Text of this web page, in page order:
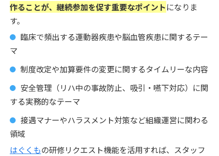
作ることが、継続参加を促す重要なポイントになりま
す。
臨床で頻出する運動器疾患や脳血管疾患に関するテー
マ
制度改定や加算要件の変更に関するタイムリーな内容
安全管理（リハ中の事故防止、吸引・嚥下対応）に関
する実務的なテーマ
接遇マナーやハラスメント対策など組織運営に関わる
領域
はぐくもの研修リクエスト機能を活用すれば、スタッフ